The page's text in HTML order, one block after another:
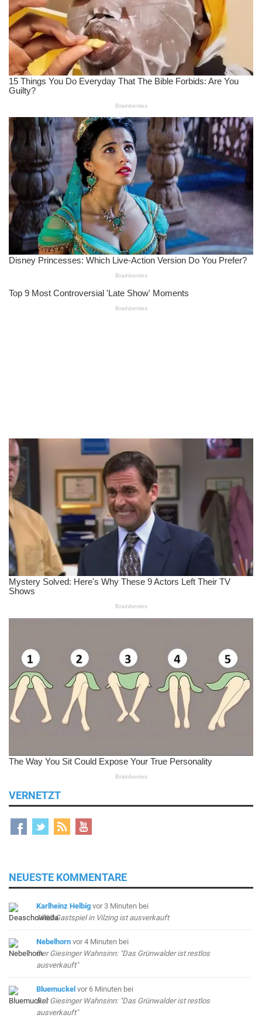
VERNETZT
NEUESTE KOMMENTARE
Karlheinz Helbig vor 3 Minuten bei
1860-Gastspiel in Vilzing ist ausverkauft
Nebelhorn vor 4 Minuten bei
Der Giesinger Wahnsinn: "Das Grünwalder ist restlos
ausverkauft"
Bluemuckel vor 6 Minuten bei
Der Giesinger Wahnsinn: "Das Grünwalder ist restlos
ausverkauft"